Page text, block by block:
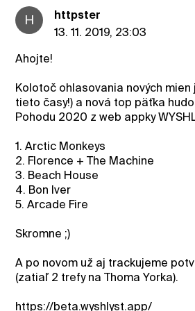
H
httpster
13. 11. 2019, 23:03
Ahojte!
Kolotoč ohlasovania nových mien
tieto časy!) a nová top päťka
Pohodu 2020 z web appky
1. Arctic Monkeys
2. Florence + The Machine
3. Beach House
4. Bon Iver
5. Arcade Fire
Skromne ;)
A po novom už aj trackujeme
(zatiaľ 2 trefy na Thoma Yorka).
https://beta.wyshlyst.app/